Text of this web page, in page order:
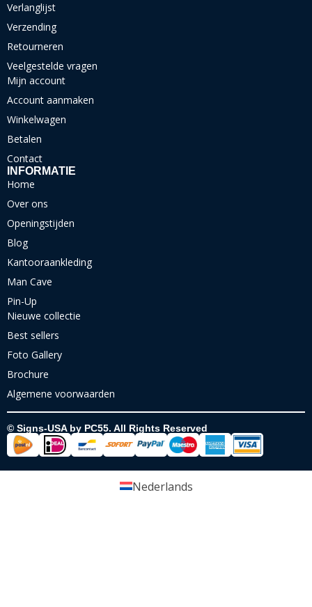
Verlanglijst
Verzending
Retourneren
Veelgestelde vragen
Mijn account
Account aanmaken
Winkelwagen
Betalen
Contact
INFORMATIE
Home
Over ons
Openingstijden
Blog
Kantooraankleding
Man Cave
Pin-Up
Nieuwe collectie
Best sellers
Foto Gallery
Brochure
Algemene voorwaarden
© Signs-USA by PC55. All Rights Reserved
Nederlands